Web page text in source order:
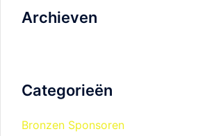
Archieven
Categorieën
Bronzen Sponsoren